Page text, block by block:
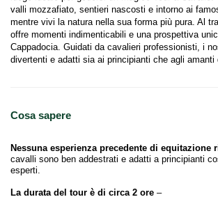
valli mozzafiato, sentieri nascosti e intorno ai
mentre vivi la natura nella sua forma più pura. Al
offre momenti indimenticabili e una prospettiva
Cappadocia. Guidati da cavalieri professionisti, i
divertenti e adatti sia ai principianti che agli amanti
Cosa sapere
Nessuna esperienza precedente di equitazione
cavalli sono ben addestrati e adatti a principianti
esperti.
La durata del tour è di circa 2 ore –